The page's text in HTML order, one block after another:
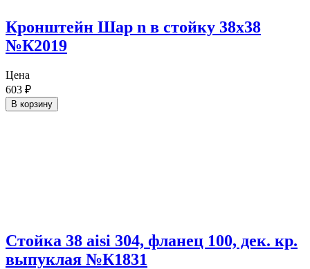
Кронштейн Шар n в стойку 38х38
№К2019
Цена
603 ₽
В корзину
Стойка 38 aisi 304, фланец 100, дек. кр.
выпуклая №К1831